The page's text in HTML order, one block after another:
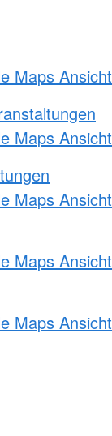
Maps Ansicht
Maps Ansicht
Maps Ansicht
Maps Ansicht
Maps Ansicht